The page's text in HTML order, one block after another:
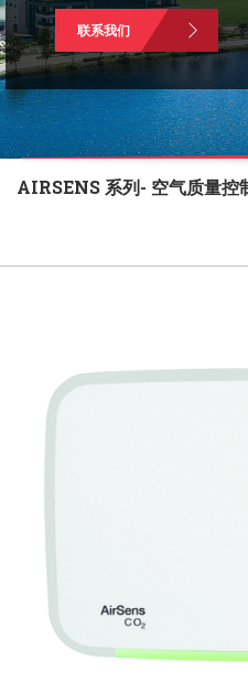
招聘
联系我们
English | Chinese
联系我们
AIRSENS 系列- 空气质量控